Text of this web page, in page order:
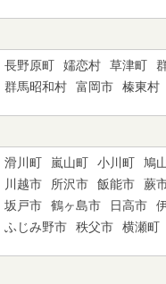
長野原町 嬬恋村 草津町
群馬昭和村
富岡市 榛東村
滑川町 嵐山町 小川町 鳩
川越市
所沢市 飯能市 蕨
坂戸市
鶴ヶ島市 日高市
ふじみ野市
秩父市 横瀬町